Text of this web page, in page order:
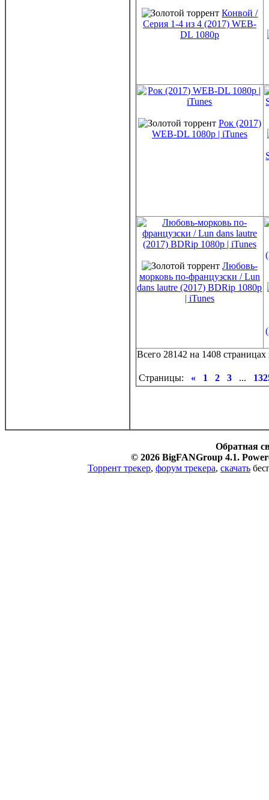
Конвой /
Серия 1-4 из 4 (2017) WEB-
DL 1080p
Рок (2017)
WEB-DL 1080p | iTunes
Любовь-
морковь по-французски / Lun
dans lautre (2017) BDRip 1080p
| iTunes
Всего 28142 на 1408
Страницы: « 1 2 3 ...
Обратная
© 2026 BigFANGroup 4.1.
Торрент трекер, форум трекера, скачать